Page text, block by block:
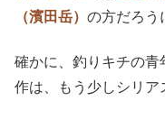
（濱田岳） の方だろう
確かに、釣りキチの青
作は、もう少しシリア